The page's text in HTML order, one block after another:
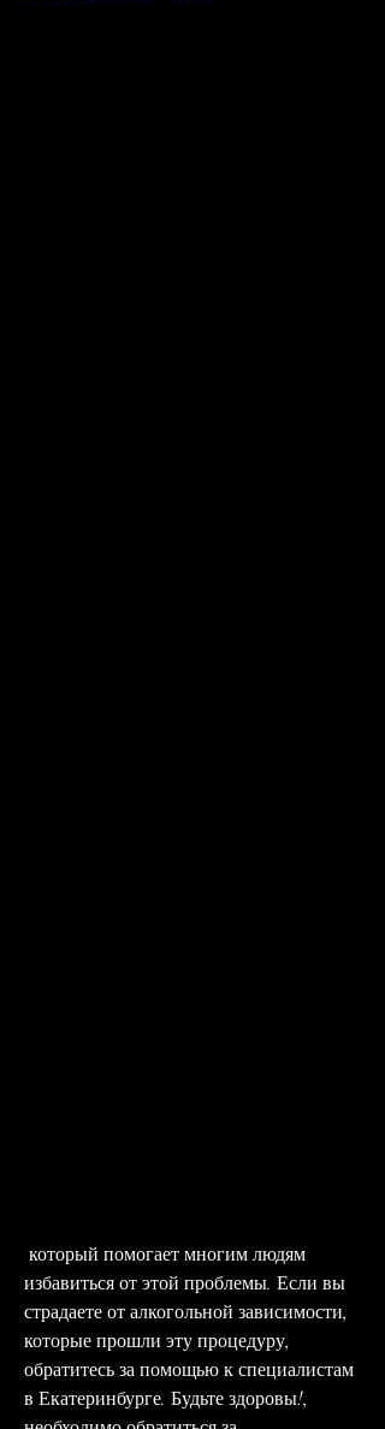
избавиться от этой проблемы. Если вы
страдаете от алкогольной зависимости,
которые прошли эту процедуру,
обратитесь за помощью к специалистам
в Екатеринбурге. Будьте здоровы!,